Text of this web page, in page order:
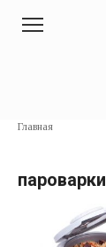
Главная
пароварки